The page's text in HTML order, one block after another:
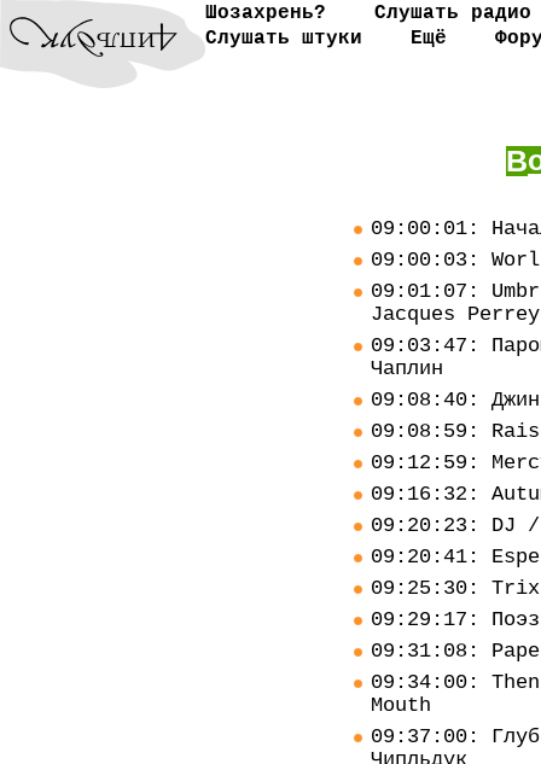
Шозахрень?
Слушать радио
Слушать штуки
Ещё
В
09:00:01:
09:00:03:
09:01:07:
Jacques
09:03:47:
Чаплин
09:08:40:
09:08:59:
09:12:59:
09:16:32:
09:20:23: DJ /
09:20:41:
09:25:30:
09:29:17:
09:31:08:
09:34:00:
Mouth
09:37:00: